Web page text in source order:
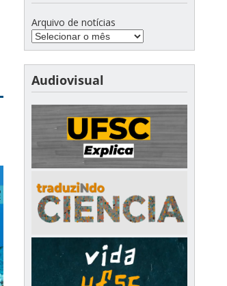
Arquivo de notícias
Audiovisual